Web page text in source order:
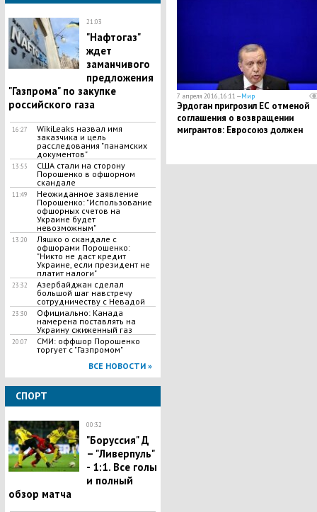
21:03
"Нафтогаз"
ждет
заманчивого
предложения
"Газпрома" по закупке
российского газа
16:27
WikiLeaks назвал имя
заказчика и цель
расследования "панамских
документов"
13:55
США стали на сторону
Порошенко в офшорном
скандале
11:49
Неожиданное заявление
Порошенко: "Использование
офшорных счетов на
Украине будет
невозможным"
13:20
Ляшко о скандале с
офшорами Порошенко:
"Никто не даст кредит
Украине, если президент не
платит налоги"
23:32
Азербайджан сделал
большой шаг навстречу
сотрудничеству с Невадой
23:30
Официально: Канада
намерена поставлять на
Украину сжиженный газ
20:07
СМИ: оффшор Порошенко
торгует с "Газпромом"
ВСЕ НОВОСТИ »
СПОРТ
00:32
"​Боруссия" Д
– "Ливерпуль"
- 1:1. Все голы
и полный
обзор матча
7 апреля 2016, 16:11 —Мир
Эрдоган пригрозил ЕС отменой
соглашения о возвращении
мигрантов: Евросоюз должен